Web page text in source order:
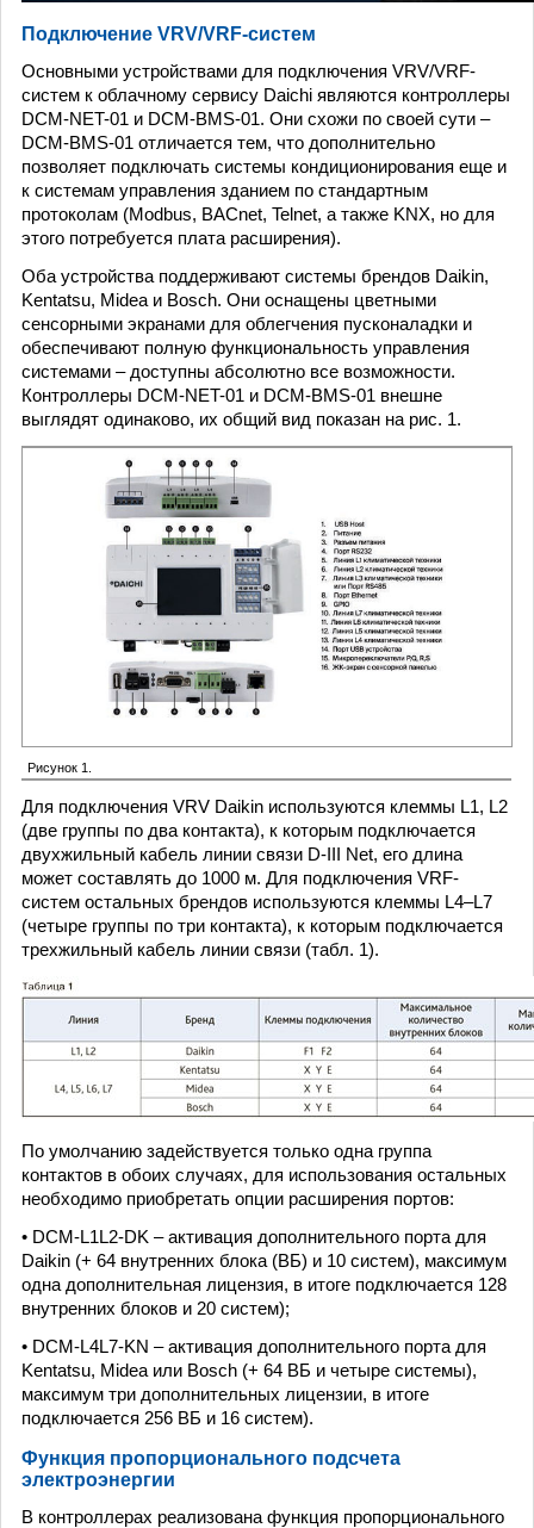
Подключение VRV/VRF-систем
Основными устройствами для подключения VRV/VRF-
систем к облачному сервису Daichi являются контроллеры
DCM-NET-01 и DCM-BMS-01. Они схожи по своей сути –
DCM-BMS-01 отличается тем, что дополнительно
позволяет подключать системы кондиционирования еще и
к системам управления зданием по стандартным
протоколам (Modbus, BACnet, Telnet, а также KNX, но для
этого потребуется плата расширения).
Оба устройства поддерживают системы брендов Daikin,
Kentatsu, Midea и Bosch. Они оснащены цветными
сенсорными экранами для облегчения пусконаладки и
обеспечивают полную функциональность управления
системами – доступны абсолютно все возможности.
Контроллеры DCM-NET-01 и DCM-BMS-01 внешне
выглядят одинаково, их общий вид показан на рис. 1.
Рисунок 1.
Для подключения VRV Daikin используются клеммы L1, L2
(две­ группы по два контакта), к которым подключается
двухжильный кабель линии связи D-III Net, его длина
может составлять до 1000 м. Для подключения VRF-
систем остальных брендов используются клеммы L4–L7
(четыре группы по три контакта), к которым подключается
трехжильный кабель линии связи (табл. 1).
По умолчанию задействуется только одна группа
контактов в обоих случаях, для использования остальных
необходимо приобретать опции расширения портов:
• DCM-L1L2-DK – активация дополнительного порта для
Daikin (+ 64 внутренних блока (ВБ) и 10 систем), максимум
одна дополнительная лицензия, в итоге подключается 128
внутренних блоков и 20 систем);
• DCM-L4L7-KN – активация дополнительного порта для
Kentatsu, Midea или Bosch (+ 64 ВБ и четыре системы),
максимум три дополнительных лицензии, в итоге
подключается 256 ВБ и 16 систем).
Функция пропорционального подсчета
электроэнергии
В контроллерах реализована функция пропорционального